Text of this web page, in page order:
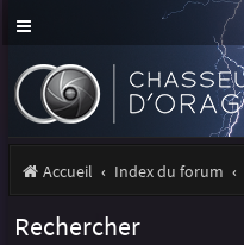
Accueil Index du forum
Rechercher